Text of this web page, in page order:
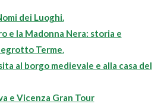
dei Luoghi.
e la Madonna Nera: storia e
Terme.
al borgo medievale e alla casa del
e Vicenza Gran Tour